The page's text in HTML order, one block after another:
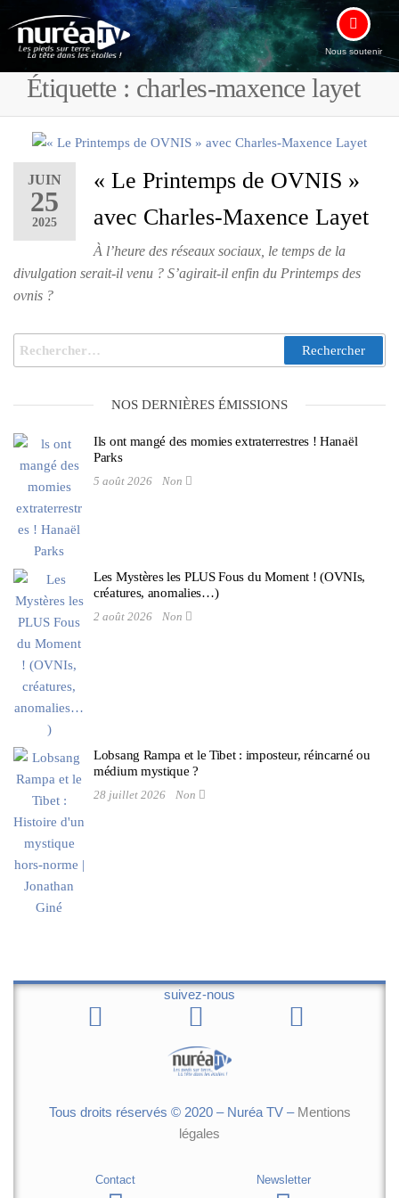
Nous soutenir
Étiquette : charles-maxence layet
JUIN
25
2025
« Le Printemps de OVNIS »
avec Charles-Maxence Layet
À l’heure des réseaux sociaux, le temps de la
divulgation serait-il venu ? S’agirait-il enfin du Printemps des
ovnis ?
NOS DERNIÈRES ÉMISSIONS
Ils ont mangé des momies extraterrestres ! Hanaël
Parks
5 août 2026 Non
Les Mystères les PLUS Fous du Moment ! (OVNIs,
créatures, anomalies…)
2 août 2026 Non
Lobsang Rampa et le Tibet : imposteur, réincarné ou
médium mystique ?
28 juillet 2026 Non
suivez-nous
Tous droits réservés © 2020 – Nuréa TV – Mentions
légales
Contact Newsletter